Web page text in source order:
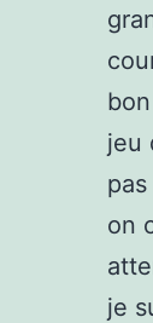
jeu
on
je